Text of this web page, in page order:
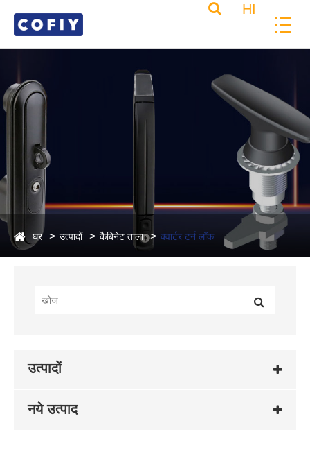
HI
घर उत्पादों कैबिनेट ताला क्वार्टर टर्न लॉक
उत्पादों
नये उत्पाद